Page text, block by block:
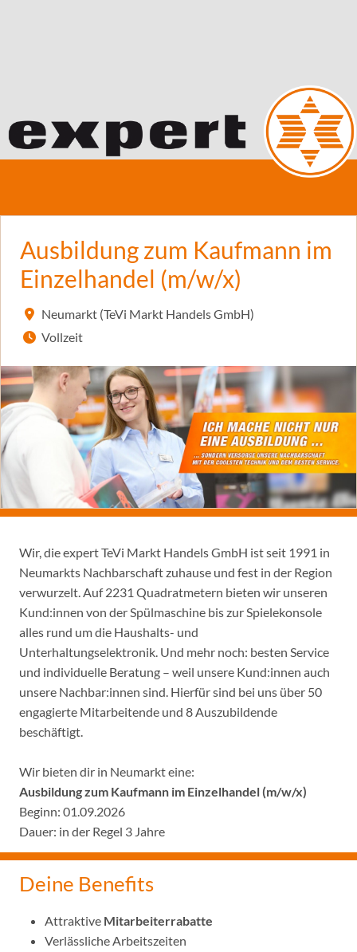
Ausbildung zum Kaufmann im
Einzelhandel (m/w/x)
Neumarkt (TeVi Markt Handels GmbH)
Vollzeit
Wir, die expert TeVi Markt Handels GmbH ist seit 1991 in
Neumarkts Nachbarschaft zuhause und fest in der Region
verwurzelt. Auf 2231 Quadratmetern bieten wir unseren
Kund:innen von der Spülmaschine bis zur Spielekonsole
alles rund um die Haushalts- und
Unterhaltungselektronik. Und mehr noch: besten Service
und individuelle Beratung – weil unsere Kund:innen auch
unsere Nachbar:innen sind. Hierfür sind bei uns über 50
engagierte Mitarbeitende und 8 Auszubildende
beschäftigt.
Wir bieten dir in Neumarkt eine:
Ausbildung zum Kaufmann im Einzelhandel (m/w/x)
Beginn: 01.09.2026
Dauer: in der Regel 3 Jahre
Deine Benefits
Attraktive Mitarbeiterrabatte
Verlässliche Arbeitszeiten